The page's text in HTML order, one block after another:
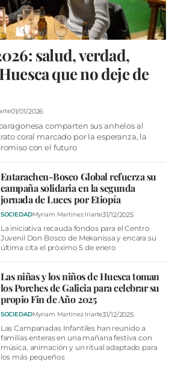
ARAGÓN
DEL AMIGO MILITANTE
INICIAR SESIÓN
salud, verdad,
que no deje de
01/01/2026
comparten sus anhelos al
coral marcado por la esperanza, la
con el futuro
Entarachen-Bosco Global refuerza su
campaña solidaria en la segunda
jornada de Luces por Etiopía
SOCIEDADMyriam Martínez Iriarte31/12/2025
La iniciativa recauda fondos para el Centro
Juvenil Don Bosco de Mekanissa y encara su
última cita el próximo 5 de enero
Las niñas y los niños de Huesca toman
los Porches de Galicia para celebrar su
propio Fin de Año 2025
SOCIEDADMyriam Martínez Iriarte31/12/2025
Las Campanadas Infantiles han reunido a
familias enteras en una mañana festiva con
música, animación y un ritual adaptado para
los más pequeños